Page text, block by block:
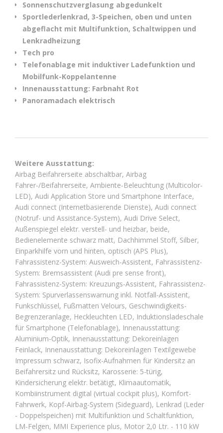
Sonnenschutzverglasung abgedunkelt
Sportlederlenkrad, 3-Speichen, oben und unten
abgeflacht mit Multifunktion, Schaltwippen und
Lenkradheizung
Tech pro
Telefonablage mit induktiver Ladefunktion und
Mobilfunk-Koppelantenne
Innenausstattung: Farbnaht Rot
Panoramadach elektrisch
Weitere Ausstattung:
Airbag Beifahrerseite abschaltbar, Airbag
Fahrer-/Beifahrerseite, Ambiente-Beleuchtung (Multicolor-
LED), Audi Application Store und Smartphone Interface,
Audi connect (Internetbasierende Dienste), Audi connect
(Notruf- und Assistance-System), Audi Drive Select,
Außenspiegel elektr. verstell- und heizbar, beide,
Bedienelemente schwarz matt, Dachhimmel Stoff, Silber,
Einparkhilfe vorn und hinten, optisch (APS Plus),
Fahrassistenz-System: Ausweich-Assistent, Fahrassistenz-
System: Bremsassistent (Audi pre sense front),
Fahrassistenz-System: Kreuzungs-Assistent, Fahrassistenz-
System: Spurverlassenswarnung inkl. Notfall-Assistent,
Funkschlüssel, Fußmatten Velours, Geschwindigkeits-
Begrenzeranlage, Heckleuchten LED, Induktionsladeschale
für Smartphone (Telefonablage), Innenausstattung:
Aluminium-Optik, Innenausstattung: Dekoreinlagen
Feinlack, Innenausstattung: Dekoreinlagen Textilgewebe
Impressum schwarz, Isofix-Aufnahmen für Kindersitz an
Beifahrersitz und Rücksitz, Karosserie: 5-türig,
Kindersicherung elektr. betätigt, Klimaautomatik,
Kombiinstrument digital (virtual cockpit plus), Komfort-
Fahrwerk, Kopf-Airbag-System (Sideguard), Lenkrad (Leder
- Doppelspeichen) mit Multifunktion und Schaltfunktion,
LM-Felgen, MMI Experience plus, Motor 2,0 Ltr. - 110 kW